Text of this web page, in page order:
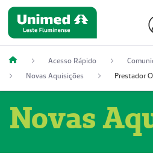
Acesso Rápido
Novas Aquisições
Novas